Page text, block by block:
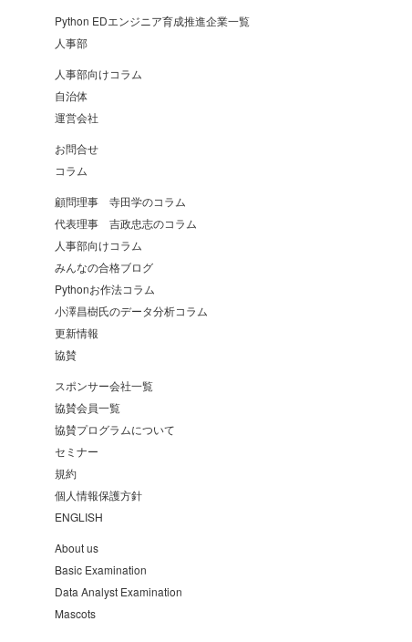
Python EDエンジニア育成推進企業一覧
人事部
人事部向けコラム
自治体
運営会社
お問合せ
コラム
顧問理事 寺田学のコラム
代表理事 吉政忠志のコラム
人事部向けコラム
みんなの合格ブログ
Pythonお作法コラム
小澤昌樹氏のデータ分析コラム
更新情報
協賛
スポンサー会社一覧
協賛会員一覧
協賛プログラムについて
セミナー
規約
個人情報保護方針
ENGLISH
About us
Basic Examination
Data Analyst Examination
Mascots